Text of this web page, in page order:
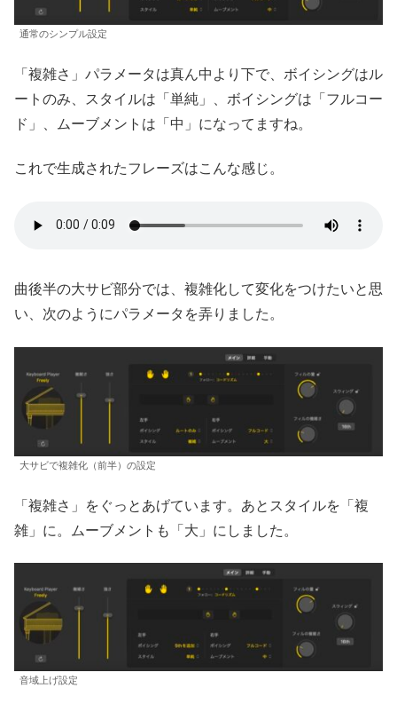
通常のシンプル設定
「複雑さ」パラメータは真ん中より下で、ボイシングはル
ートのみ、スタイルは「単純」、ボイシングは「フルコー
ド」、ムーブメントは「中」になってますね。
これで生成されたフレーズはこんな感じ。
曲後半の大サビ部分では、複雑化して変化をつけたいと思
い、次のようにパラメータを弄りました。
大サビで複雑化（前半）の設定
「複雑さ」をぐっとあげています。あとスタイルを「複
雑」に。ムーブメントも「大」にしました。
音域上げ設定